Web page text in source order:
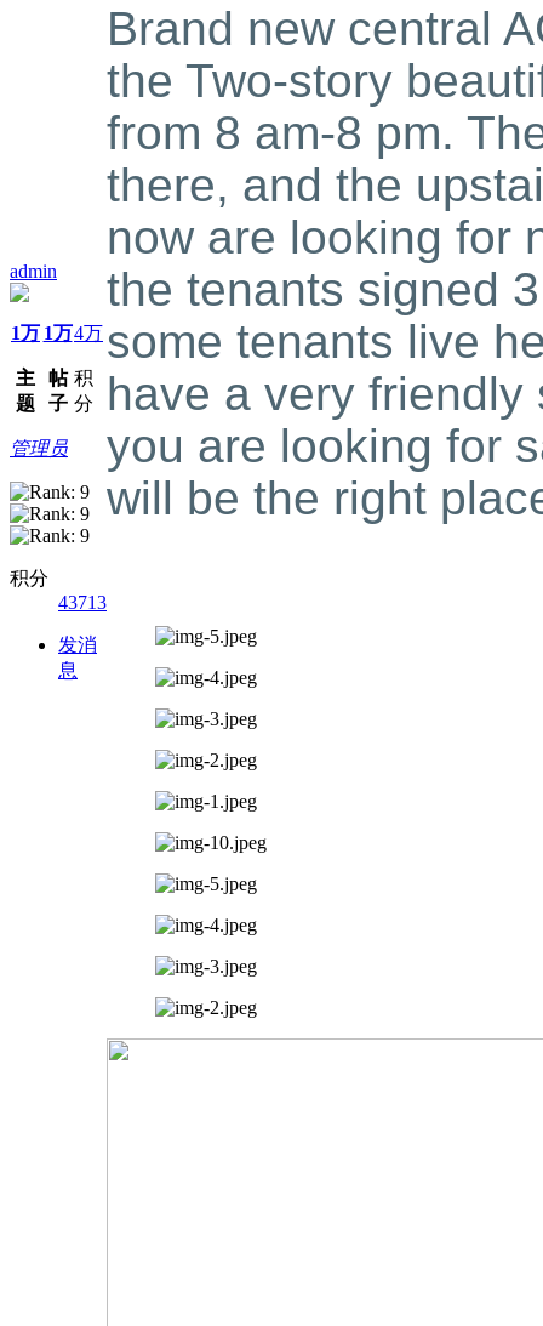
admin
1万
主
题
1万
帖
子
4万
积
分
管理员
积分
43713
发消
息
Brand new central
the Two-story
from 8 am-8 pm.
there, and the
now are looking for
the tenants signed
some tenants live
have a very
you are looking for
will be the right